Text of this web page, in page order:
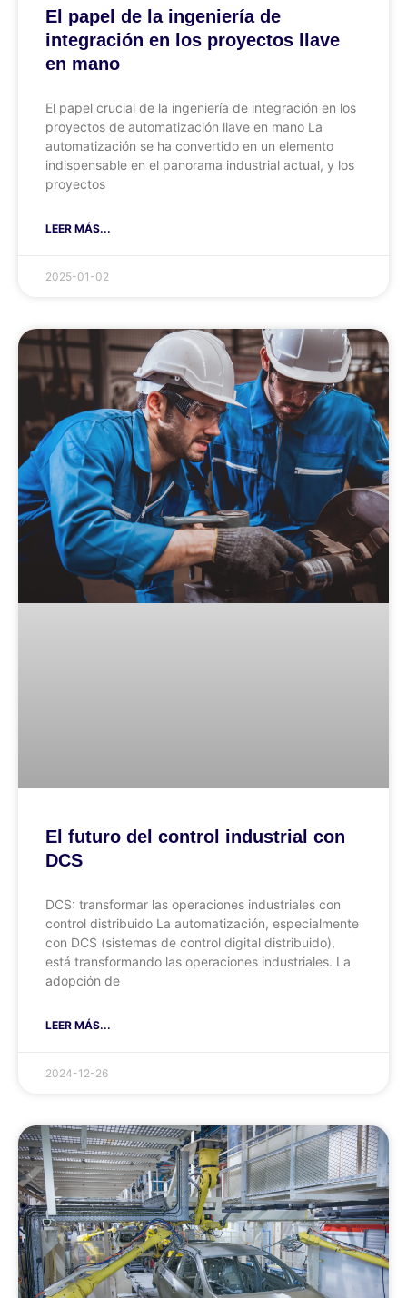
El papel de la ingeniería de
integración en los proyectos llave
en mano
El papel crucial de la ingeniería de integración en los
proyectos de automatización llave en mano La
automatización se ha convertido en un elemento
indispensable en el panorama industrial actual, y los
proyectos
LEER MÁS...
2025-01-02
El futuro del control industrial con
DCS
DCS: transformar las operaciones industriales con
control distribuido La automatización, especialmente
con DCS (sistemas de control digital distribuido),
está transformando las operaciones industriales. La
adopción de
LEER MÁS...
2024-12-26